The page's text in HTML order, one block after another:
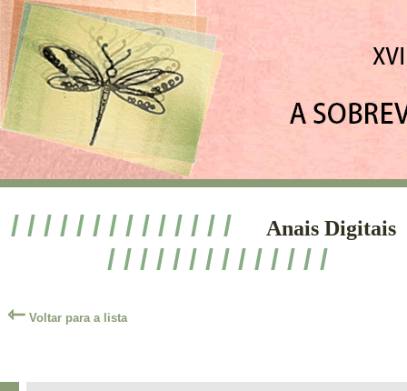
/ / / / / / / / / / / / / / Anais Digitais
/ / / / / / / / / / / / / /
⇽ Voltar para a lista